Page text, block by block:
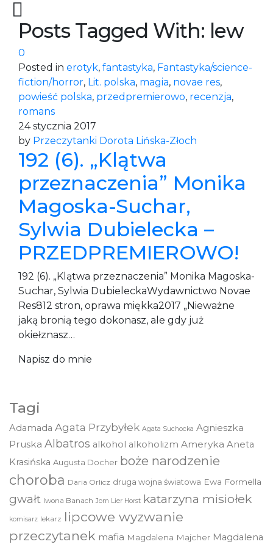
Posts Tagged With: lew
0
Posted in erotyk, fantastyka, Fantastyka/science-
fiction/horror, Lit. polska, magia, novae res,
powieść polska, przedpremierowo, recenzja,
romans
24 stycznia 2017
by Przeczytanki Dorota Lińska-Złoch
192 (6). „Klątwa
przeznaczenia” Monika
Magoska-Suchar,
Sylwia Dubielecka –
PRZEDPREMIEROWO!
192 (6). „Klątwa przeznaczenia” Monika Magoska-
Suchar, Sylwia DubieleckaWydawnictwo Novae
Res812 stron, oprawa miękka2017 „Nieważne
jaką bronią tego dokonasz, ale gdy już
okiełznasz…
Napisz do mnie
Tagi
Adamada Agata Przybyłek Agata Suchocka Agnieszka
Pruska Albatros alkohol alkoholizm Ameryka Aneta
Krasińska Augusta Docher boże narodzenie
choroba Daria Orlicz druga wojna światowa Ewa Formella
gwałt Iwona Banach Jorn Lier Horst katarzyna misiołek
komisarz lekarz lipcowe wyzwanie
przeczytanek mafia Magdalena Majcher Magdalena